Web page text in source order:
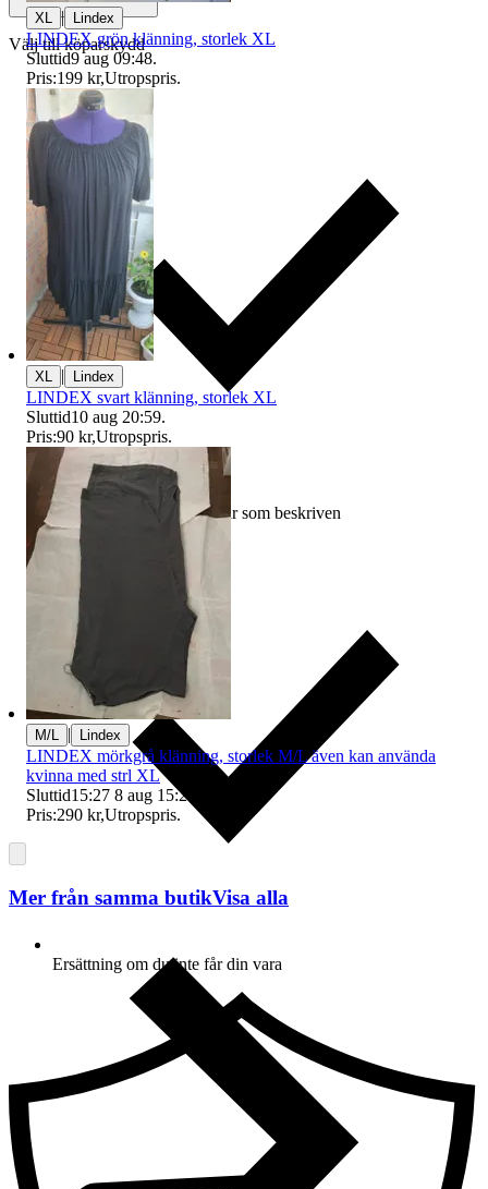
Välj till köparskydd
Ersättning om varan inte är som beskriven
Ersättning om du inte får din vara
XL | Lindex
LINDEX grön klänning, storlek XL
Sluttid9 aug 09:48.
Pris:199 kr,Utropspris.
XL | Lindex
LINDEX svart klänning, storlek XL
Sluttid10 aug 20:59.
Pris:90 kr,Utropspris.
M/L | Lindex
LINDEX mörkgrå klänning, storlek M/L även kan använda
kvinna med strl XL
Sluttid15:27 8 aug 15:27
Pris:290 kr,Utropspris.
Mer från samma butikVisa alla